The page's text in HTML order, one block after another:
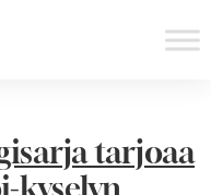
tarjoaa